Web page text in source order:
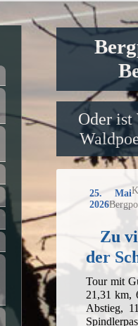
Oder ist
25. Mai
2026
Zu
der
Tour mit
21,31 km,
Abstieg,